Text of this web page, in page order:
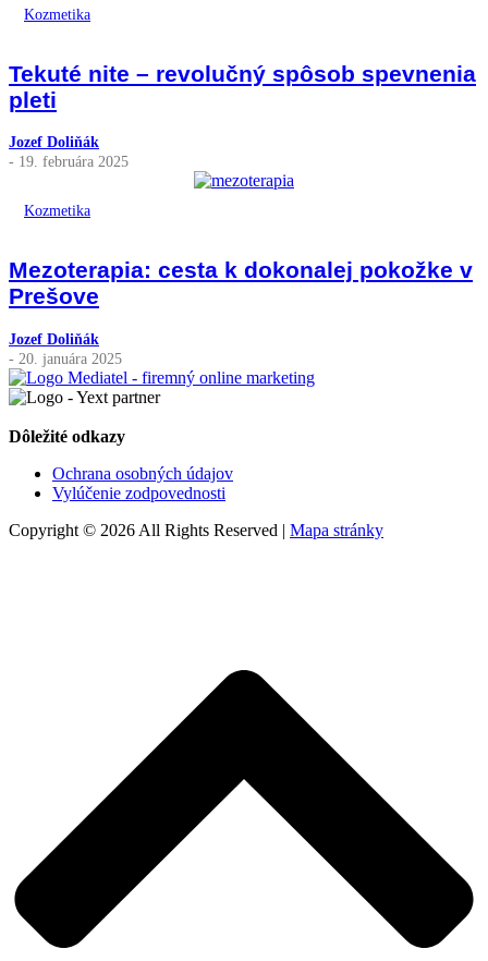
Kozmetika
Tekuté nite – revolučný spôsob spevnenia
pleti
Jozef Doliňák
- 19. februára 2025
Kozmetika
Mezoterapia: cesta k dokonalej pokožke v
Prešove
Jozef Doliňák
- 20. januára 2025
Dôležité odkazy
Ochrana osobných údajov
Vylúčenie zodpovednosti
Copyright © 2026 All Rights Reserved | Mapa stránky